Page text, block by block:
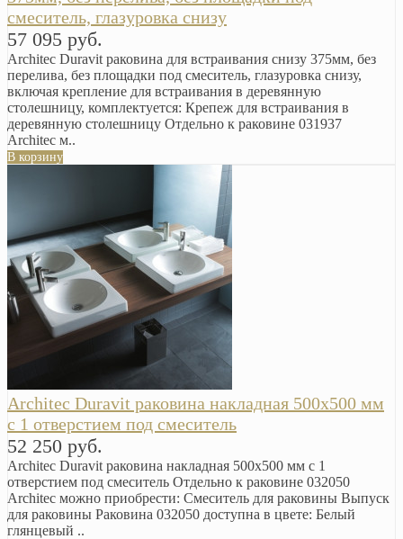
смеситель, глазуровка снизу
57 095 руб.
Arсhitec Duravit раковина для встраивания снизу 375мм, без
перелива, без площадки под смеситель, глазуровка снизу,
включая крепление для встраивания в деревянную
столешницу, комплектуется: Крепеж для встраивания в
деревянную столешницу Отдельно к раковине 031937
Arсhitec м..
В корзину
Arсhitec Duravit раковина накладная 500х500 мм
с 1 отверстием под смеситель
52 250 руб.
Arсhitec Duravit раковина накладная 500х500 мм с 1
отверстием под смеситель Отдельно к раковине 032050
Arсhitec можно приобрести: Смеситель для раковины Выпуск
для раковины Раковина 032050 доступна в цвете: Белый
глянцевый ..